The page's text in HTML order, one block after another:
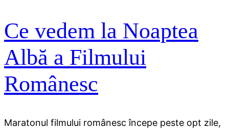
Ce vedem la Noaptea
Albă a Filmului
Românesc
Maratonul filmului românesc începe peste opt zile,